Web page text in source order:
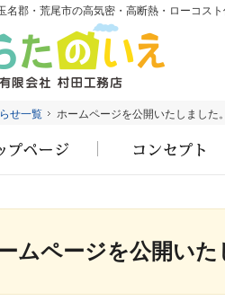
せ一覧 ホームページを公開いたしました。
ムページを公開いた
せ一覧 ホームページを公開いたしました。